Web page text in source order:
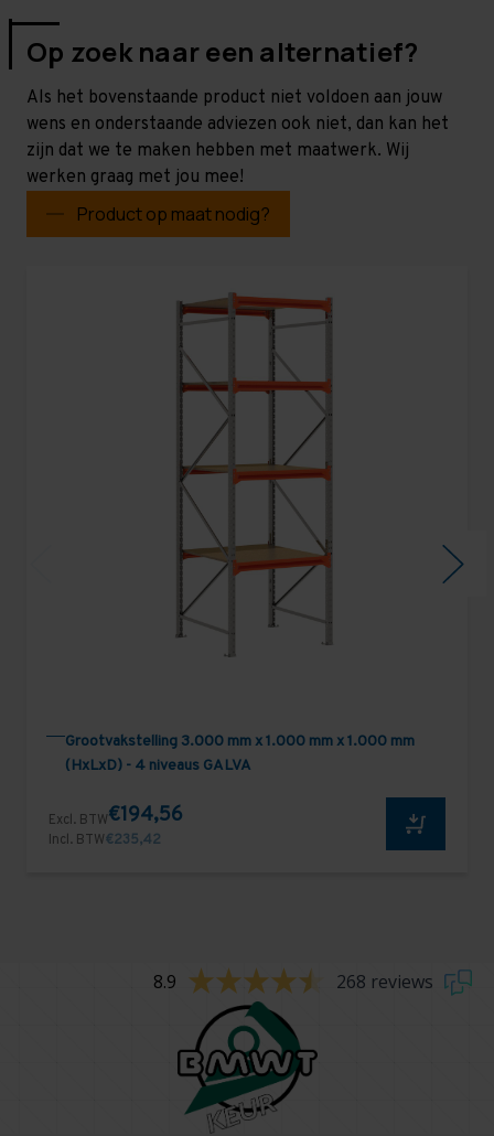
Op zoek naar een alternatief?
Als het bovenstaande product niet voldoen aan jouw
wens en onderstaande adviezen ook niet, dan kan het
zijn dat we te maken hebben met maatwerk. Wij
werken graag met jou mee!
Product op maat nodig?
Grootvakstelling 3.000 mm x 1.000 mm x 1.000 mm
(HxLxD) - 4 niveaus GALVA
Excl. BTW€194,56
Incl. BTW€235,42
8.9 268 reviews